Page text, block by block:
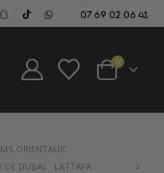
07 69 02 06 41
0
ORIENTAUX,
DE DUBAI,
LATTAFA